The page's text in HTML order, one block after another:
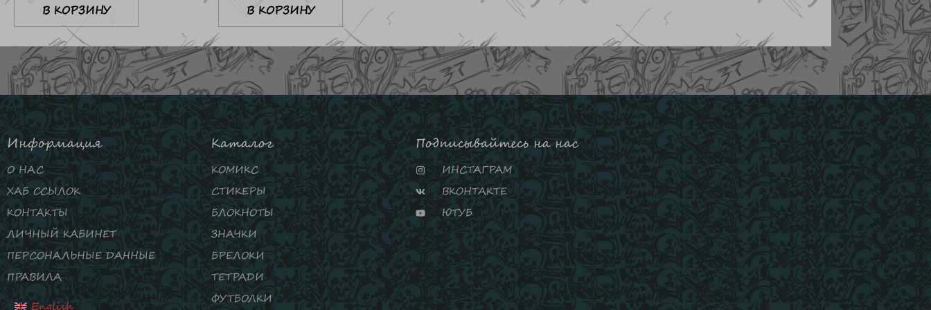
В КОРЗИНУ В КОРЗИНУ
Информация
О НАС
ХАБ ССЫЛОК
КОНТАКТЫ
ЛИЧНЫЙ КАБИНЕТ
ПЕРСОНАЛЬНЫЕ ДАННЫЕ
ПРАВИЛА
English
Каталог
КОМИКС
СТИКЕРЫ
БЛОКНОТЫ
ЗНАЧКИ
БРЕЛОКИ
ТЕТРАДИ
ФУТБОЛКИ
Подписывайтесь на нас
ИНСТАГРАМ
ВКОНТАКТЕ
ЮТУБ